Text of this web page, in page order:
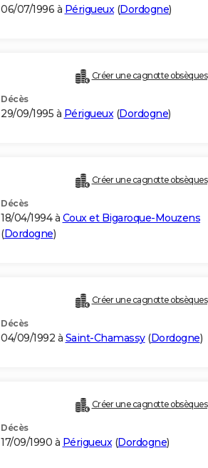
06/07/1996 à Périgueux(Dordogne)
Créer une cagnotte obsèques
Décès
29/09/1995 à Périgueux(Dordogne)
Créer une cagnotte obsèques
Décès
18/04/1994 à Coux et Bigaroque-Mouzens
(Dordogne)
Créer une cagnotte obsèques
Décès
04/09/1992 à Saint-Chamassy(Dordogne)
Créer une cagnotte obsèques
Décès
17/09/1990 à Périgueux(Dordogne)